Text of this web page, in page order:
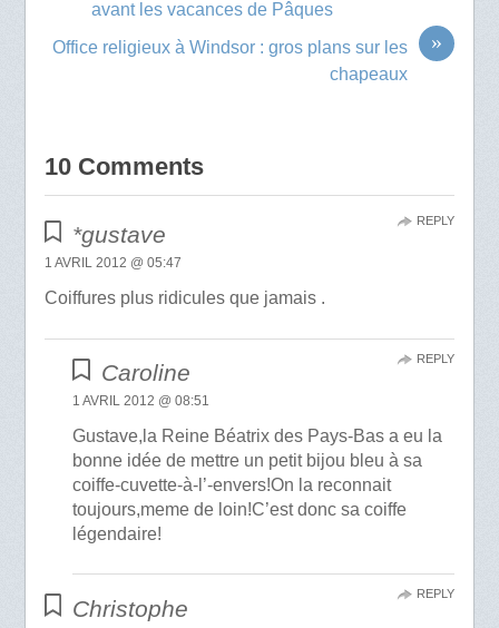
avant les vacances de Pâques
»
Office religieux à Windsor : gros plans sur les
chapeaux
10 Comments
*gustave
1 AVRIL 2012 @ 05:47
Coiffures plus ridicules que jamais .
REPLY
Caroline
1 AVRIL 2012 @ 08:51
Gustave,la Reine Béatrix des Pays-Bas a eu la
bonne idée de mettre un petit bijou bleu à sa
coiffe-cuvette-à-l’-envers!On la reconnait
toujours,meme de loin!C’est donc sa coiffe
légendaire!
REPLY
Christophe
REPLY